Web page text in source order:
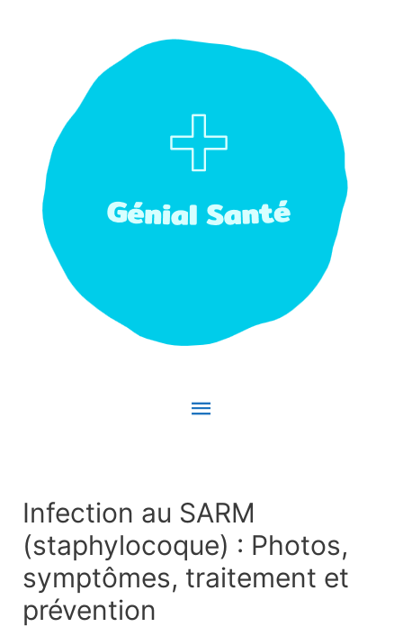
Menu
Infection au SARM
(staphylocoque) : Photos,
symptômes, traitement et
prévention